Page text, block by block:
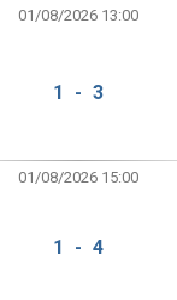
01/08/2026 13:00
1 - 3
01/08/2026 15:00
1 - 4